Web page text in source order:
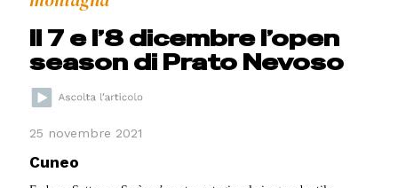
Il 7 e l’8 dicembre l’open
season di Prato Nevoso
25 novembre 2021
Cuneo